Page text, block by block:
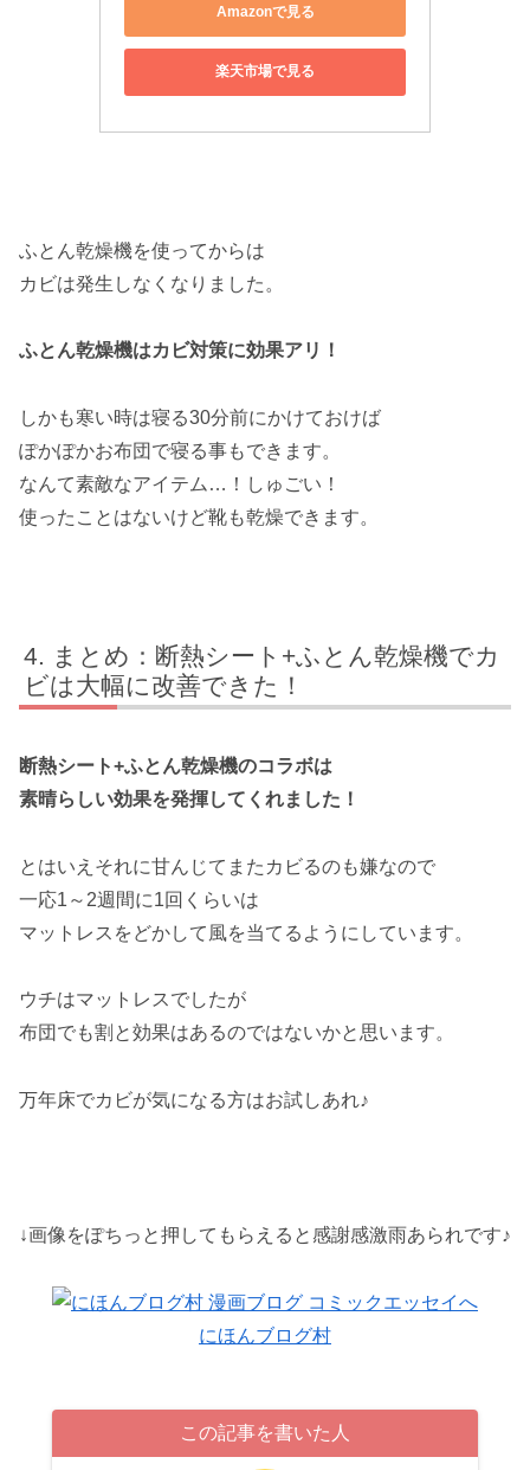
Amazonで見る
楽天市場で見る
ふとん乾燥機を使ってからは
カビは発生しなくなりました。
ふとん乾燥機はカビ対策に効果アリ！
しかも寒い時は寝る30分前にかけておけば
ぽかぽかお布団で寝る事もできます。
なんて素敵なアイテム…！しゅごい！
使ったことはないけど靴も乾燥できます。
まとめ：断熱シート+ふとん乾燥機でカ
ビは大幅に改善できた！
断熱シート+ふとん乾燥機のコラボは
素晴らしい効果を発揮してくれました！
とはいえそれに甘んじてまたカビるのも嫌なので
一応1～2週間に1回くらいは
マットレスをどかして風を当てるようにしています。
ウチはマットレスでしたが
布団でも割と効果はあるのではないかと思います。
万年床でカビが気になる方はお試しあれ♪
↓画像をぽちっと押してもらえると感謝感激雨あられです♪
にほんブログ村
この記事を書いた人